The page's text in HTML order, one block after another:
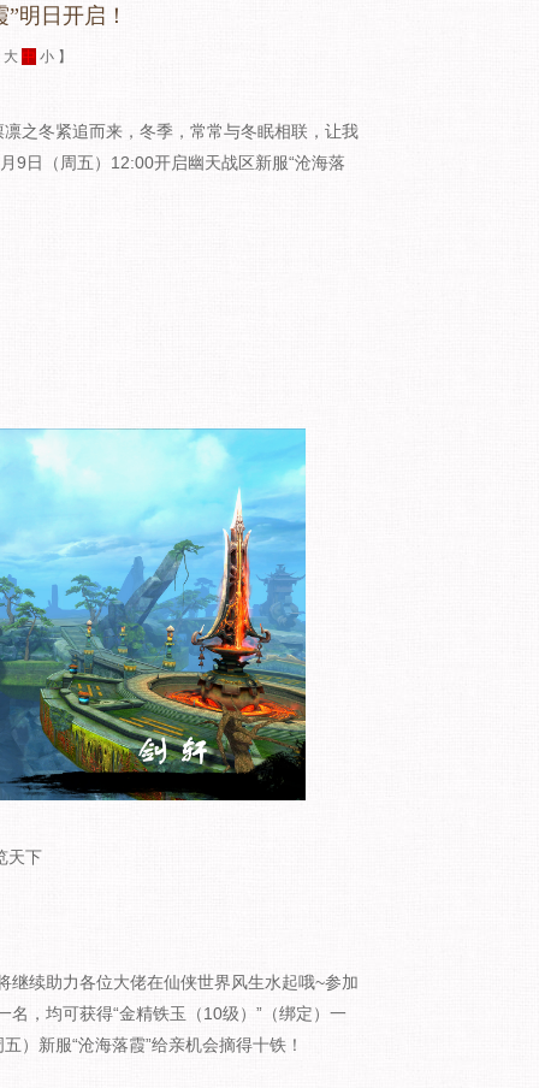
明日开启！
大 中 小 】
冬紧追而来，冬季，常常与冬眠相联，让我
9日（周五）12:00开启幽天战区新服“沧海落
天下
续助力各位大佬在仙侠世界风生水起哦~参加
，均可获得“金精铁玉（10级）”（绑定）一
）新服“沧海落霞”给亲机会摘得十铁！